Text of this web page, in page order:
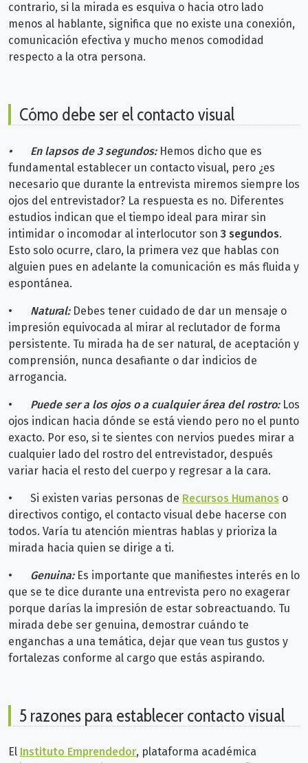
contrario, si la mirada es esquiva o hacia otro lado
menos al hablante, significa que no existe una conexión,
comunicación efectiva y mucho menos comodidad
respecto a la otra persona.
Cómo debe ser el contacto visual
• En lapsos de 3 segundos:Hemos dicho que es
fundamental establecer un contacto visual, pero ¿es
necesario que durante la entrevista miremos siempre los
ojos del entrevistador? La respuesta es no. Diferentes
estudios indican que el tiempo ideal para mirar sin
intimidar o incomodar al interlocutor son 3 segundos.
Esto solo ocurre, claro, la primera vez que hablas con
alguien pues en adelante la comunicación es más fluida y
espontánea.
• Natural:Debes tener cuidado de dar un mensaje o
impresión equivocada al mirar al reclutador de forma
persistente. Tu mirada ha de ser natural, de aceptación y
comprensión, nunca desafiante o dar indicios de
arrogancia.
• Puede ser a los ojos o a cualquier área del rostro:Los
ojos indican hacia dónde se está viendo pero no el punto
exacto. Por eso, si te sientes con nervios puedes mirar a
cualquier lado del rostro del entrevistador, después
variar hacia el resto del cuerpo y regresar a la cara.
• Si existen varias personas de Recursos Humanos o
directivos contigo, el contacto visual debe hacerse con
todos. Varía tu atención mientras hablas y prioriza la
mirada hacia quien se dirige a ti.
• Genuina: Es importante que manifiestes interés en lo
que se te dice durante una entrevista pero no exagerar
porque darías la impresión de estar sobreactuando. Tu
mirada debe ser genuina, demostrar cuándo te
enganchas a una temática, dejar que vean tus gustos y
fortalezas conforme al cargo que estás aspirando.
5 razones para establecer contacto visual
El Instituto Emprendedor, plataforma académica